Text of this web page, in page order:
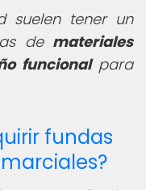
suelen tener un
de materiales
funcionalpara
fundas